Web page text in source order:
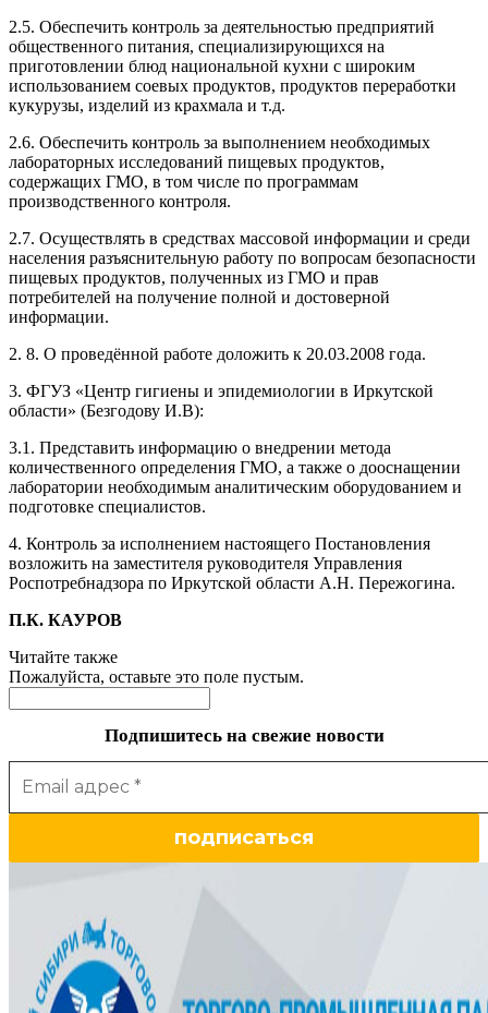
2.5. Обеспечить контроль за деятельностью предприятий
общественного питания, специализирующихся на
приготовлении блюд национальной кухни с широким
использованием соевых продуктов, продуктов переработки
кукурузы, изделий из крахмала и т.д.
2.6. Обеспечить контроль за выполнением необходимых
лабораторных исследований пищевых продуктов,
содержащих ГМО, в том числе по программам
производственного контроля.
2.7. Осуществлять в средствах массовой информации и среди
населения разъяснительную работу по вопросам безопасности
пищевых продуктов, полученных из ГМО и прав
потребителей на получение полной и достоверной
информации.
2. 8. О проведённой работе доложить к 20.03.2008 года.
3. ФГУЗ «Центр гигиены и эпидемиологии в Иркутской
области» (Безгодову И.В):
3.1. Представить информацию о внедрении метода
количественного определения ГМО, а также о дооснащении
лаборатории необходимым аналитическим оборудованием и
подготовке специалистов.
4. Контроль за исполнением настоящего Постановления
возложить на заместителя руководителя Управления
Роспотребнадзора по Иркутской области А.Н. Пережогина.
П.К. КАУРОВ
Читайте также
Пожалуйста, оставьте это поле пустым.
Подпишитесь на свежие новости